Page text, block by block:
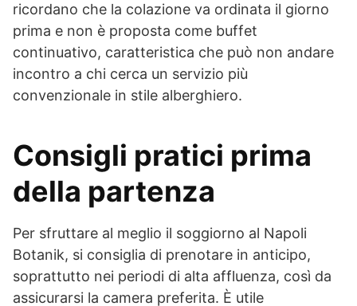
ricordano che la colazione va ordinata il giorno
prima e non è proposta come buffet
continuativo, caratteristica che può non andare
incontro a chi cerca un servizio più
convenzionale in stile alberghiero.
Consigli pratici prima
della partenza
Per sfruttare al meglio il soggiorno al Napoli
Botanik, si consiglia di prenotare in anticipo,
soprattutto nei periodi di alta affluenza, così da
assicurarsi la camera preferita. È utile